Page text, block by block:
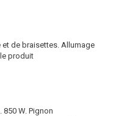
de braisettes. Allumage
produit
W. Pignon